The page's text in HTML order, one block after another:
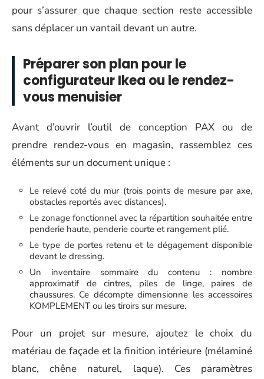
pour s’assurer que chaque section reste accessible
sans déplacer un vantail devant un autre.
Préparer son plan pour le
configurateur Ikea ou le rendez-
vous menuisier
Avant d’ouvrir l’outil de conception PAX ou de
prendre rendez-vous en magasin, rassemblez ces
éléments sur un document unique :
Le relevé coté du mur (trois points de mesure par axe,
obstacles reportés avec distances).
Le zonage fonctionnel avec la répartition souhaitée entre
penderie haute, penderie courte et rangement plié.
Le type de portes retenu et le dégagement disponible
devant le dressing.
Un inventaire sommaire du contenu : nombre
approximatif de cintres, piles de linge, paires de
chaussures. Ce décompte dimensionne les accessoires
KOMPLEMENT ou les tiroirs sur mesure.
Pour un projet sur mesure, ajoutez le choix du
matériau de façade et la finition intérieure (mélaminé
blanc, chêne naturel, laque). Ces paramètres